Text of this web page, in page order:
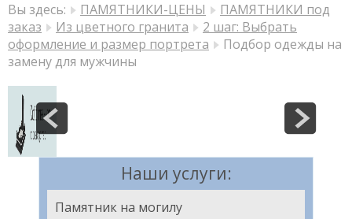
Вы здесь: ПАМЯТНИКИ-ЦЕНЫ
ПАМЯТНИКИ под
заказ
Из цветного гранита
2 шаг: Выбрать
оформление и размер портрета
Подбор одежды на
замену для мужчины
Наши услуги:
Памятник на могилу